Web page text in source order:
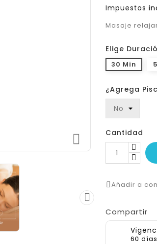


Impuestos
Masaje
Elige
30 Min
¿Agrega
Cantidad
Añadir a
Compartir
60